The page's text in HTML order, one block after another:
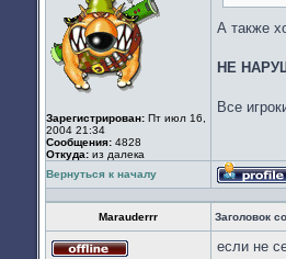
Зарегистрирован: Пт июл 16,
2004 21:34
Сообщения: 4828
Откуда: из далека
А также
НЕ
Все
Вернуться к началу
Marauderrr
Заголовок
если не